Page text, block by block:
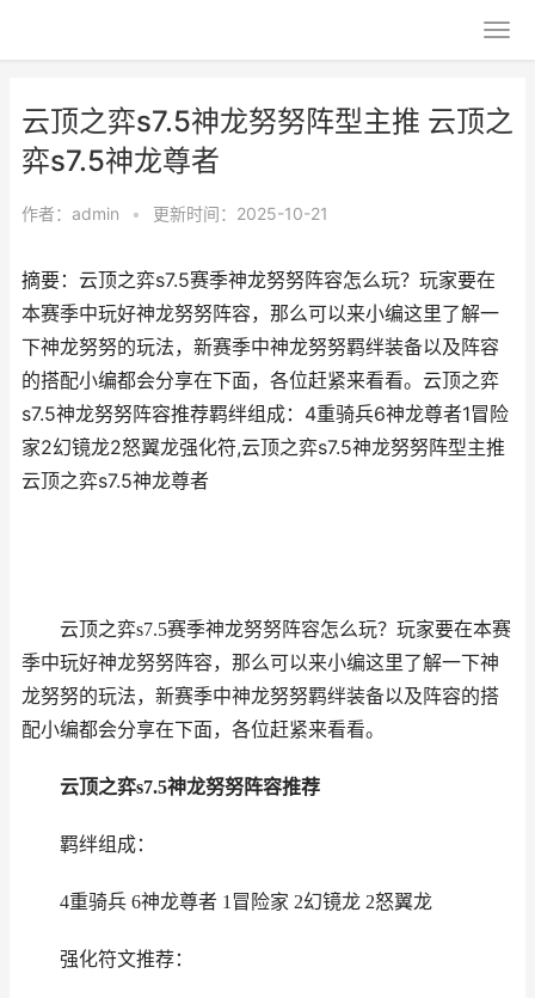
云顶之弈s7.5神龙努努阵型主推 云顶之
弈s7.5神龙尊者
作者： admin • 更新时间：2025-10-21
摘要：云顶之弈s7.5赛季神龙努努阵容怎么玩？玩家要在
本赛季中玩好神龙努努阵容，那么可以来小编这里了解一
下神龙努努的玩法，新赛季中神龙努努羁绊装备以及阵容
的搭配小编都会分享在下面，各位赶紧来看看。云顶之弈
s7.5神龙努努阵容推荐羁绊组成：4重骑兵6神龙尊者1冒险
家2幻镜龙2怒翼龙强化符,云顶之弈s7.5神龙努努阵型主推
云顶之弈s7.5神龙尊者
云顶之弈s7.5赛季神龙努努阵容怎么玩？玩家要在本赛
季中玩好神龙努努阵容，那么可以来小编这里了解一下神
龙努努的玩法，新赛季中神龙努努羁绊装备以及阵容的搭
配小编都会分享在下面，各位赶紧来看看。
云顶之弈s7.5神龙努努阵容推荐
羁绊组成：
4重骑兵 6神龙尊者 1冒险家 2幻镜龙 2怒翼龙
强化符文推荐：